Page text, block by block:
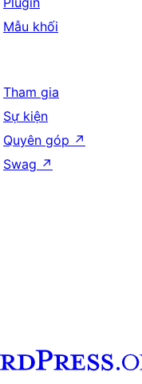
Mẫu khối
Tham gia
Sự kiện
Quyên góp ↗
Swag ↗